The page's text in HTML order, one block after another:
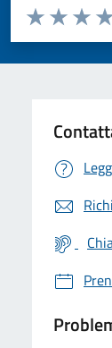
Valuta da 1 a 5
Valuta 2
Valuta 1